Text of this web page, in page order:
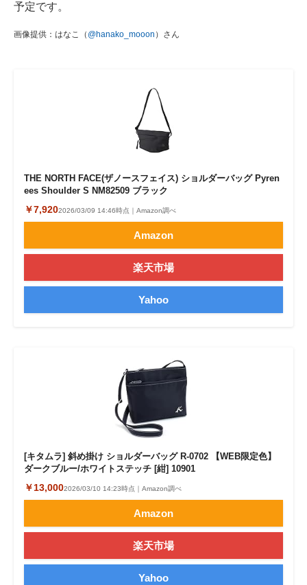
予定です。
画像提供：はなこ（ @hanako_mooon ）さん
THE NORTH FACE(ザノースフェイス) ショルダーバッグ Pyren
ees Shoulder S NM82509 ブラック
￥7,9202026/03/09 14:46時点｜Amazon調べ
Amazon
楽天市場
Yahoo
[キタムラ] 斜め掛け ショルダーバッグ R-0702 【WEB限定色】
ダークブルー/ホワイトステッチ [紺] 10901
￥13,0002026/03/10 14:23時点｜Amazon調べ
Amazon
楽天市場
Yahoo